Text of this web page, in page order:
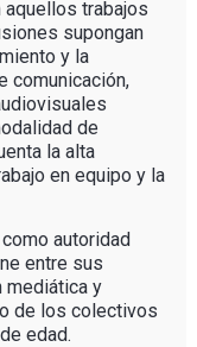
aquellos trabajos
supongan
y la
comunicación,
de
la alta
en equipo y la
autoridad
entre sus
mediática y
de los colectivos
edad.